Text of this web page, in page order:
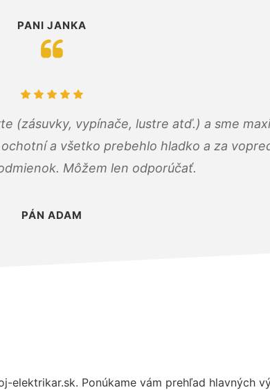
PANI JANKA
(zásuvky, vypínače, lustre atď.) a sme
a všetko prebehlo hladko a za
Môžem len odporúčať.
PÁN ADAM
elektrikar.sk. Ponúkame vám prehľad hlavných